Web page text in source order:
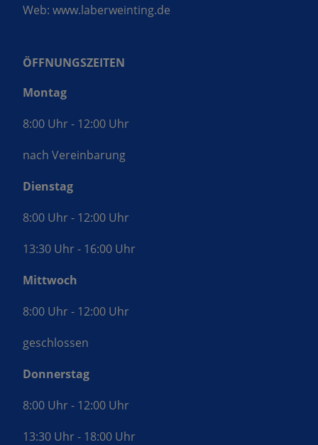
Web: www.laberweinting.de
ÖFFNUNGSZEITEN
Montag
8:00 Uhr - 12:00 Uhr
nach Vereinbarung
Dienstag
8:00 Uhr - 12:00 Uhr
13:30 Uhr - 16:00 Uhr
Mittwoch
8:00 Uhr - 12:00 Uhr
geschlossen
Donnerstag
8:00 Uhr - 12:00 Uhr
13:30 Uhr - 18:00 Uhr